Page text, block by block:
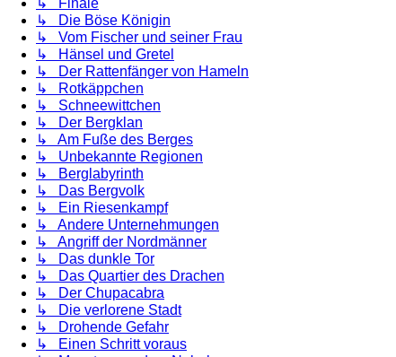
↳ Finale
↳ Die Böse Königin
↳ Vom Fischer und seiner Frau
↳ Hänsel und Gretel
↳ Der Rattenfänger von Hameln
↳ Rotkäppchen
↳ Schneewittchen
↳ Der Bergklan
↳ Am Fuße des Berges
↳ Unbekannte Regionen
↳ Berglabyrinth
↳ Das Bergvolk
↳ Ein Riesenkampf
↳ Andere Unternehmungen
↳ Angriff der Nordmänner
↳ Das dunkle Tor
↳ Das Quartier des Drachen
↳ Der Chupacabra
↳ Die verlorene Stadt
↳ Drohende Gefahr
↳ Einen Schritt voraus